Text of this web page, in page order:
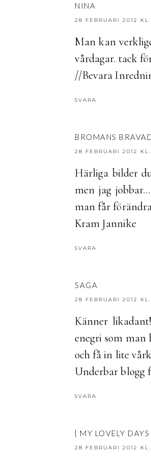
NINA
28 FEBRUARI 2012 KL.
Man kan
vårdagar. tack
//Bevara
SVARA
BROMANS
28 FEBRUARI 2012 KL.
Härliga bilder
men jag
man får
Kram Jannike
SVARA
SAGA
28 FEBRUARI 2012 KL.
Känner
enegri som
och få in lite
Underbar blogg
SVARA
{ MY LOVELY DAYS
28 FEBRUARI 2012 KL.